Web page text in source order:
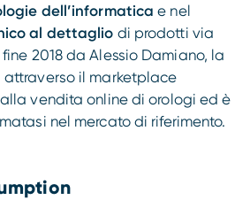
dell’informatica e nel
al dettaglio di prodotti via
2018 da Alessio Damiano, la
il marketplace
vendita online di orologi ed è
nel mercato di riferimento.